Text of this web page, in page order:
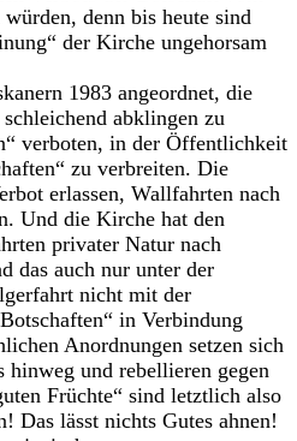
denn bis heute sind
der Kirche ungehorsam
1983 angeordnet, die
abklingen zu
verboten, in der Öffentlichkeit
zu verbreiten. Die
erlassen, Wallfahrten nach
Und die Kirche hat den
privater Natur nach
das auch nur unter der
nicht mit der
in Verbindung
Anordnungen setzen sich
und rebellieren gegen
Früchte“ sind letztlich also
Das lässt nichts Gutes ahnen!